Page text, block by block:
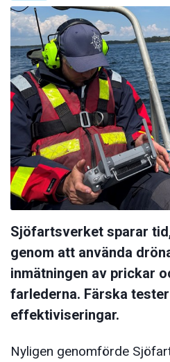
Sjöfartsverket sparar
genom att använda
inmätningen av prickar
farlederna. Färska
effektiviseringar.
Nyligen genomförde